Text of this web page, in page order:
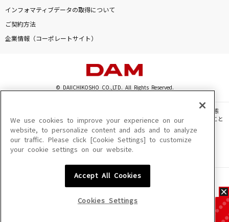
インフォマティブデータの取得について
ご契約方法
企業情報（コーポレートサイト）
© DAIICHIKOSHO CO.,LTD. All Rights Reserved.
このサイトに掲載されている一切の文章・画像・写真・動画・音声等を、手段や形態
を問わず、著作権法の定める範囲を超えて無断で複製、転載、ファイル化などすること
を禁じます。
楽曲及びコンテンツは、機種によりご利用いただけない場合があります。
楽曲及びコンテンツの配信日、配信内容が変更になる場合があります。
We use cookies to improve your experience on our
website, to personalize content and ads and to analyze
our traffic. Please click [Cookie Settings] to customize
your cookie settings on our website.
Accept All Cookies
Cookies Settings